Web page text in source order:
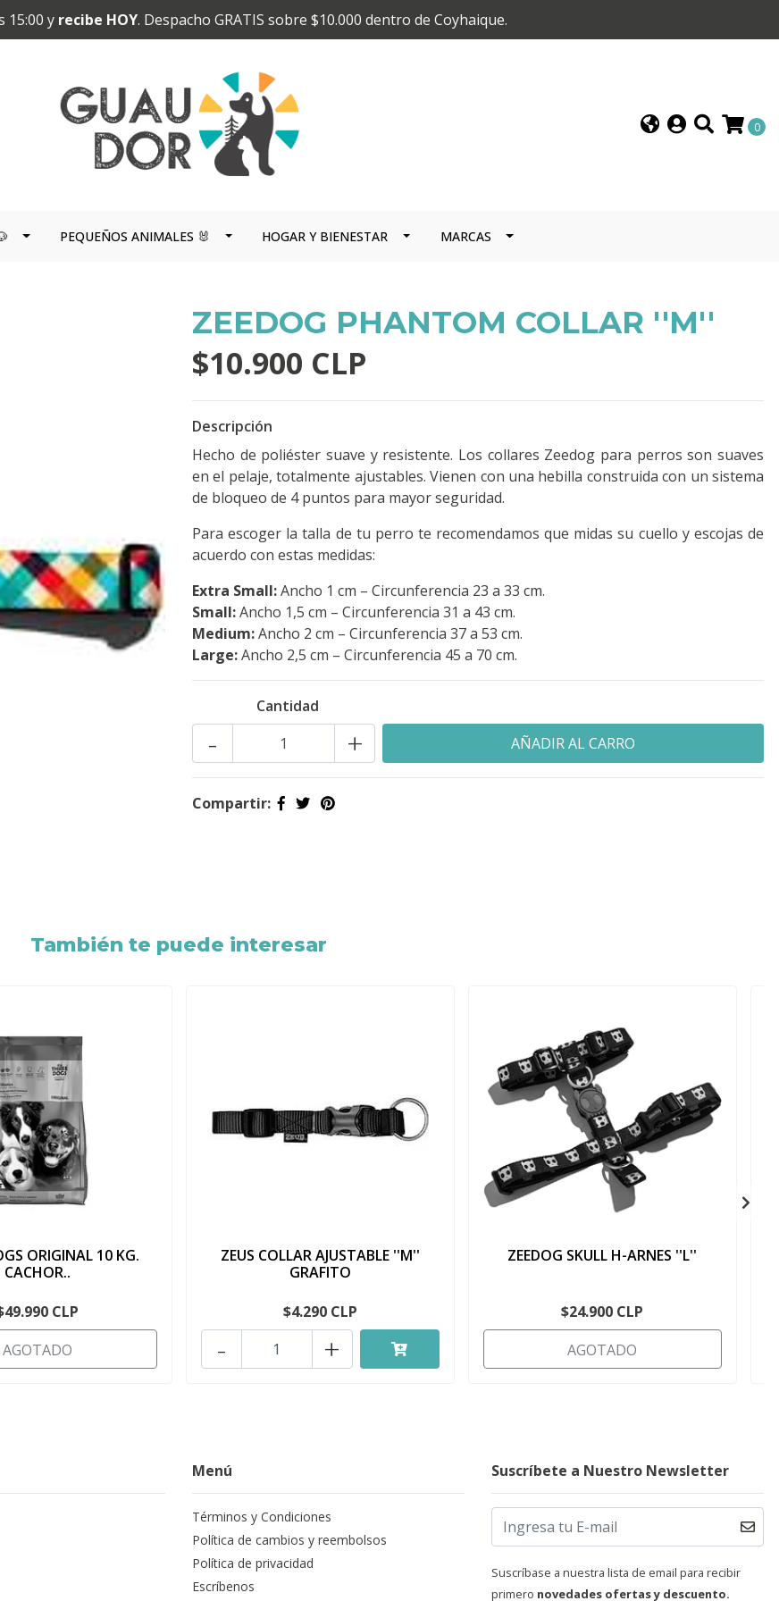
15:00 y recibe HOY. Despacho GRATIS sobre $10.000 dentro de Coyhaique.
0
PEQUEÑOS ANIMALES 🐰 HOGAR Y BIENESTAR MARCAS
ZEEDOG PHANTOM COLLAR ''M''
$10.900 CLP
Descripción
Hecho de poliéster suave y resistente. Los collares Zeedog para perros son suaves
en el pelaje, totalmente ajustables. Vienen con una hebilla construida con un sistema
de bloqueo de 4 puntos para mayor seguridad.
Para escoger la talla de tu perro te recomendamos que midas su cuello y escojas de
acuerdo con estas medidas:
Extra Small:Ancho 1 cm – Circunferencia 23 a 33 cm.
Small:Ancho 1,5 cm – Circunferencia 31 a 43 cm.
Medium:Ancho 2 cm – Circunferencia 37 a 53 cm.
Large:Ancho 2,5 cm – Circunferencia 45 a 70 cm.
Cantidad
+
-
Compartir:
También te puede interesar
ORIGINAL 10 KG.
CACHOR..
CLP
AGOTADO
ZEUS COLLAR AJUSTABLE ''M''
GRAFITO
$4.290 CLP
+
-
ZEEDOG SKULL H-ARNES ''L''
$24.900 CLP
AGOTADO
Menú
Términos y Condiciones
Política de cambios y reembolsos
Política de privacidad
Escríbenos
Suscríbete a Nuestro Newsletter
Suscríbase a nuestra lista de email para recibir
primero novedades ofertas y descuento.